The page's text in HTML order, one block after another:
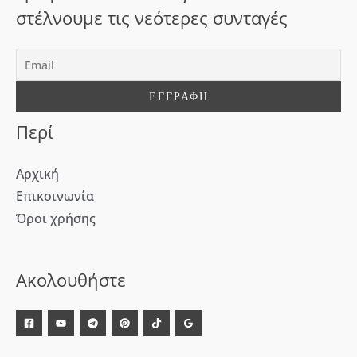
α
στέλνουμε τις νεότερες συνταγές
Περί
Αρχική
Επικοινωνία
Όροι χρήσης
Ακολουθήστε